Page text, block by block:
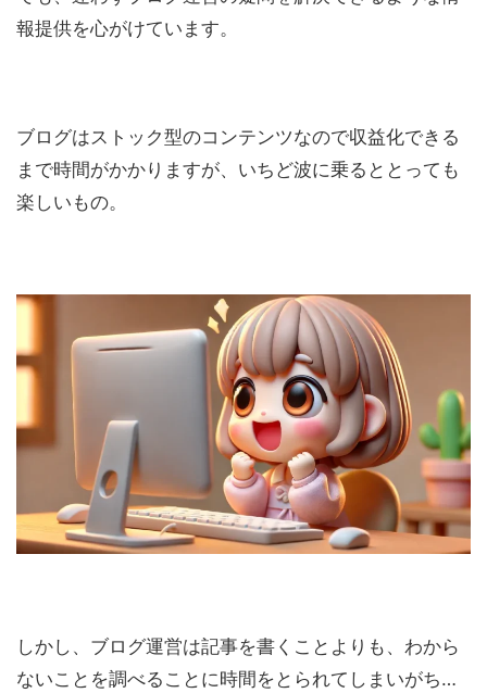
報提供を心がけています。
ブログはストック型のコンテンツなので収益化できる
まで時間がかかりますが、いちど波に乗るととっても
楽しいもの。
しかし、ブログ運営は記事を書くことよりも、わから
ないことを調べることに時間をとられてしまいがち…